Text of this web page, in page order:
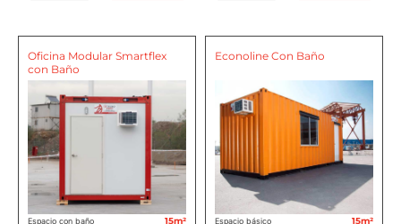
Oficina Modular Smartflex
con Baño
Espacio con baño 15m²
Econoline Con Baño
Espacio básico 15m²